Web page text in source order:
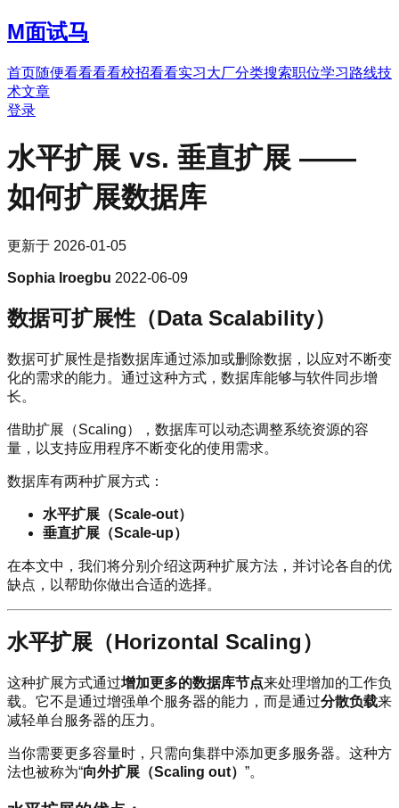
M面试马
首页随便看看看看校招看看实习大厂分类搜索职位学习路线技
术文章
登录
水平扩展 vs. 垂直扩展 ——
如何扩展数据库
更新于 2026-01-05
Sophia Iroegbu 2022-06-09
数据可扩展性（Data Scalability）
数据可扩展性是指数据库通过添加或删除数据，以应对不断变
化的需求的能力。通过这种方式，数据库能够与软件同步增
长。
借助扩展（Scaling），数据库可以动态调整系统资源的容
量，以支持应用程序不断变化的使用需求。
数据库有两种扩展方式：
水平扩展（Scale-out）
垂直扩展（Scale-up）
在本文中，我们将分别介绍这两种扩展方法，并讨论各自的优
缺点，以帮助你做出合适的选择。
水平扩展（Horizontal Scaling）
这种扩展方式通过增加更多的数据库节点来处理增加的工作负
载。它不是通过增强单个服务器的能力，而是通过分散负载来
减轻单台服务器的压力。
当你需要更多容量时，只需向集群中添加更多服务器。这种方
法也被称为“向外扩展（Scaling out） ”。